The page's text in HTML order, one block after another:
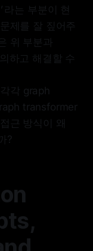
라는 부분이 현
제를 잘 짚어주
위 부분과
하고 해결할 수
각 graph
transformer
근 방식이 왜
?